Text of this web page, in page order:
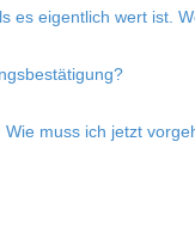
es eigentlich wert ist.
muss ich jetzt